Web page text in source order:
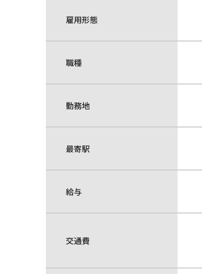
雇用形態
職種
勤務地
最寄駅
給与
交通費